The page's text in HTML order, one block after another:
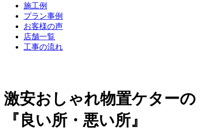
施工例
プラン事例
お客様の声
店舗一覧
工事の流れ
激安おしゃれ物置ケターの
『良い所・悪い所』